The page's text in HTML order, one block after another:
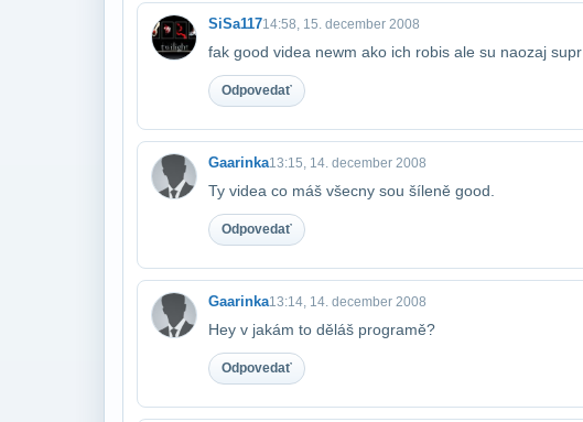
SiSa11714:58, 15. december 2008
fak good videa newm ako ich robis ale su naozaj supr
Odpovedať
Gaarinka13:15, 14. december 2008
Ty videa co máš všecny sou šíleně good.
Odpovedať
Gaarinka13:14, 14. december 2008
Hey v jakám to děláš programě?
Odpovedať